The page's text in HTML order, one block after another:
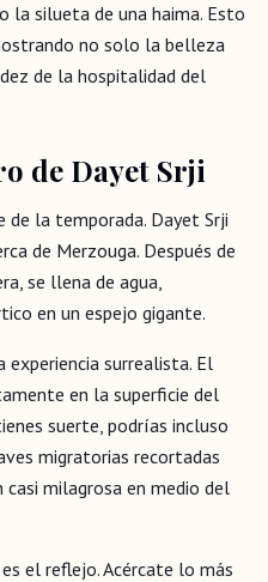
la silueta de una haima. Esto
no solo la belleza
de la hospitalidad del
de Dayet Srji
de la temporada. Dayet Srji
de Merzouga. Después de
se llena de agua,
en un espejo gigante.
experiencia surrealista. El
en la superficie del
suerte, podrías incluso
migratorias recortadas
milagrosa en medio del
el reflejo. Acércate lo más